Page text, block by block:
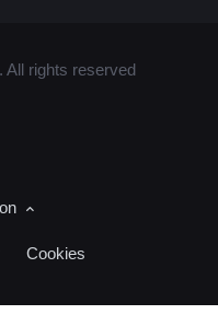
. All rights reserved
Cookies